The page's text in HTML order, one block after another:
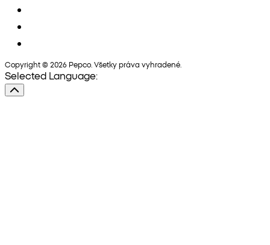
Copyright © 2026 Pepco. Všetky práva vyhradené.
Selected Language: